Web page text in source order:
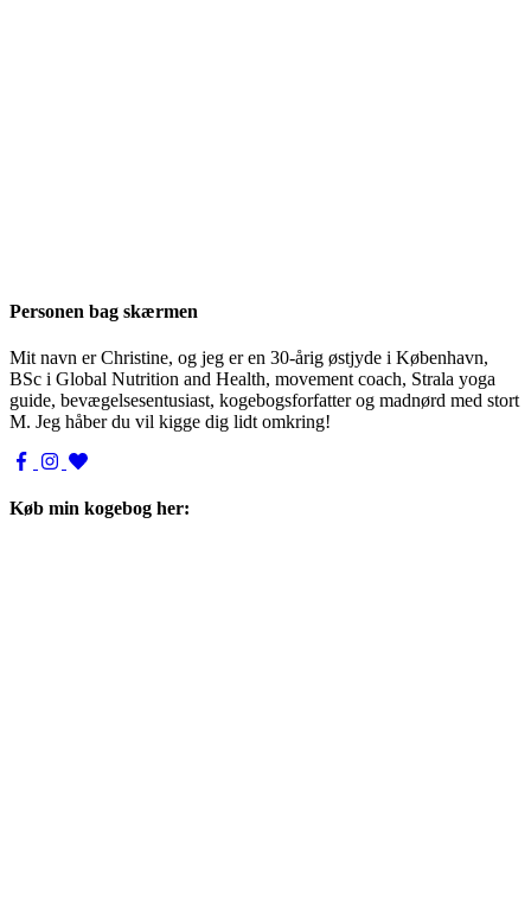
Personen bag skærmen
Mit navn er Christine, og jeg er en 30-årig østjyde i København,
BSc i Global Nutrition and Health, movement coach, Strala yoga
guide, bevægelsesentusiast, kogebogsforfatter og madnørd med stort
M. Jeg håber du vil kigge dig lidt omkring!
Køb min kogebog her: